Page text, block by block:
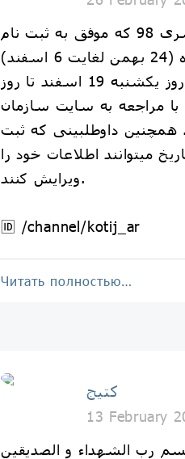
داوطلبین کنکور سراسری 98 که موفق به ثبت نام
در مهلت تعیین شده (24 بهمن لغایت 6 اسفند)
نشده اند میتوانند از روز یکشنبه 19 اسفند تا روز
22 اسفند با مراجعه به سایت سازمان
داوطلبینی که ثبت
میتوانند اطلاعات خود را
ویرایش کنند.
🆔 /channel/kotij_ar
Читать полностью…
کتیج
13 February
رب اﻟﺸﻬﺪاء و اﻟﺼﺪﻳﻘﻴﻦ